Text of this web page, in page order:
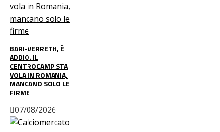
BARI-VERRETH, È
ADDIO. IL
CENTROCAMPISTA
VOLA IN ROMANIA,
MANCANO SOLO LE
FIRME
07/08/2026